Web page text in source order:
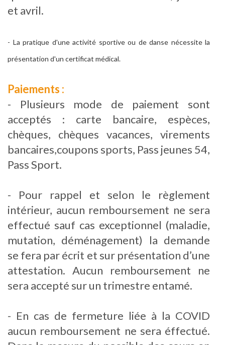
et avril.
- La pratique d'une activité sportive ou de danse nécessite la
présentation d'un certificat médical.
Paiements :
- Plusieurs mode de paiement sont
acceptés : carte bancaire, espèces,
chèques, chèques vacances, virements
bancaires,coupons sports, Pass jeunes 54,
Pass Sport.
- Pour rappel et selon le règlement
intérieur, aucun remboursement ne sera
effectué sauf cas exceptionnel (maladie,
mutation, déménagement) la demande
se fera par écrit et sur présentation d’une
attestation. Aucun remboursement ne
sera accepté sur un trimestre entamé.
- En cas de fermeture liée à la COVID
aucun remboursement ne sera éffectué.